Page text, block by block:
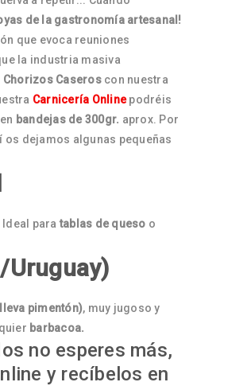
de la gastronomía artesanal!
que evoca reuniones
la industria masiva
Chorizos Caseros con nuestra
Carnicería Onlinepodréis
bandejas de 300gr. aprox. Por
dejamos algunas pequeñas
Ideal para tablas de queso o
Uruguay)
pimentón), muy jugoso y
barbacoa.
no esperes más,
y recíbelos en